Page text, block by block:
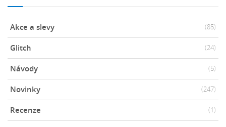
Akce a slevy (85)
Glitch (24)
Návody (5)
Novinky (247)
Recenze (1)